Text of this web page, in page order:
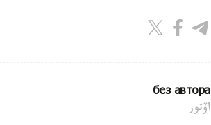
без автора
اۆتور